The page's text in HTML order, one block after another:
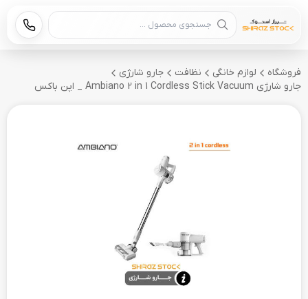
جستجوی محصول
فروشگاه لوازم خانگی نظافت
جارو شارژی
جارو شارژی Ambiano 2 in 1 Cordless Stick Vacuum _ اپن باکس